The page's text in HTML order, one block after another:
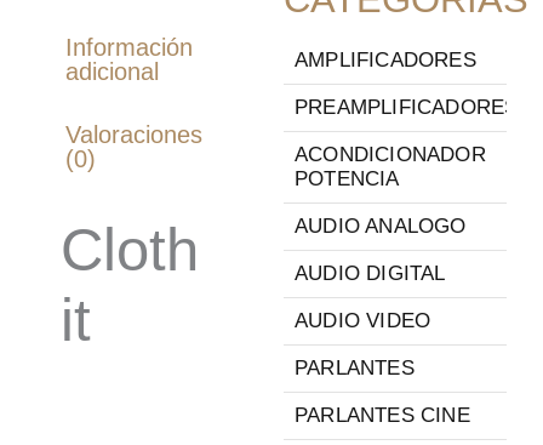
Información
adicional
Valoraciones
(0)
Cloth
it
AMPLIFICADORES
PREAMPLIFICADORES
ACONDICIONADOR
POTENCIA
AUDIO ANALOGO
AUDIO DIGITAL
AUDIO VIDEO
PARLANTES
PARLANTES CINE